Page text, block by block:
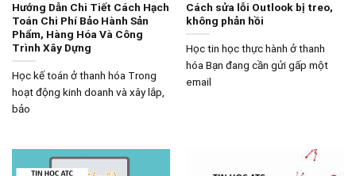
Hướng Dẫn Chi Tiết Cách Hạch
Toán Chi Phí Bảo Hành Sản
Phẩm, Hàng Hóa Và Công
Trình Xây Dựng
Học kế toán ở thanh hóa Trong
hoạt động kinh doanh và xây lắp,
bảo
Cách sửa lỗi Outlook bị treo,
không phản hồi
Học tin học thực hành ở thanh
hóa Bạn đang cần gửi gấp một
email